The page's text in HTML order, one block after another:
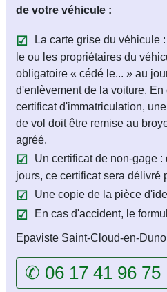
de votre véhicule :
La carte grise du véhicule
le ou les propriétaires du
obligatoire « cédé le... » au
d'enlèvement de la voiture.
certificat d'immatriculation,
de vol doit être remise au
agréé.
Un certificat de non-gage
jours, ce certificat sera délivré
Une copie de la pièce
En cas d'accident, le
Epaviste Saint-Cloud-en-
✆ 06 17 41 96 75